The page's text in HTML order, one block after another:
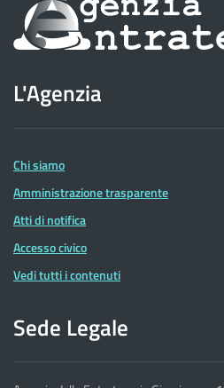
sul
dell'Agenzia
delle
Entrate
L'Agenzia
Chi siamo
Amministrazione trasparente
Atti di notifica
Accesso civico
Vedi tutti i contenuti
Sede Legale